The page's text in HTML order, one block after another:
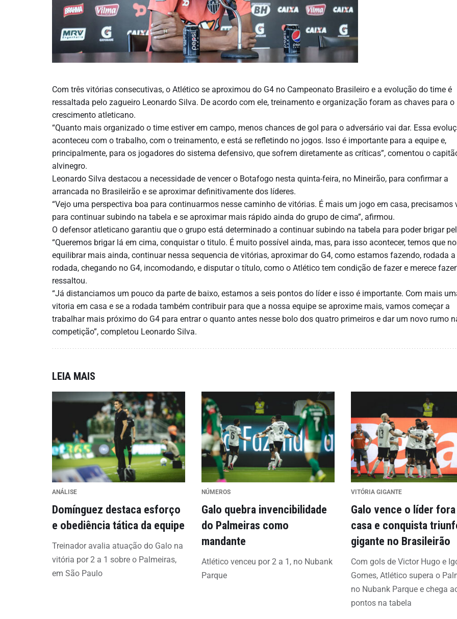
Com três vitórias consecutivas, o Atlético se aproximou do G4 no Campeonato Brasileiro e a evolução do time é
ressaltada pelo zagueiro Leonardo Silva. De acordo com ele, treinamento e organização foram as chaves para o
crescimento atleticano.
“Quanto mais organizado o time estiver em campo, menos chances de gol para o adversário vai dar. Essa
aconteceu com o trabalho, com o treinamento, e está se refletindo no jogos. Isso é importante para a equipe e,
principalmente, para os jogadores do sistema defensivo, que sofrem diretamente as críticas”, comentou o
alvinegro.
Leonardo Silva destacou a necessidade de vencer o Botafogo nesta quinta-feira, no Mineirão, para confirmar a
arrancada no Brasileirão e se aproximar definitivamente dos líderes.
“Vejo uma perspectiva boa para continuarmos nesse caminho de vitórias. É mais um jogo em casa, precisamos
para continuar subindo na tabela e se aproximar mais rápido ainda do grupo de cima”, afirmou.
O defensor atleticano garantiu que o grupo está determinado a continuar subindo na tabela para poder brigar
“Queremos brigar lá em cima, conquistar o titulo. É muito possível ainda, mas, para isso acontecer, temos que
equilibrar mais ainda, continuar nessa sequencia de vitórias, aproximar do G4, como estamos fazendo, rodada a
rodada, chegando no G4, incomodando, e disputar o título, como o Atlético tem condição de fazer e merece
ressaltou.
“Já distanciamos um pouco da parte de baixo, estamos a seis pontos do líder e isso é importante. Com mais
vitoria em casa e se a rodada também contribuir para que a nossa equipe se aproxime mais, vamos começar a
trabalhar mais próximo do G4 para entrar o quanto antes nesse bolo dos quatro primeiros e dar um novo rumo
competição”, completou Leonardo Silva.
LEIA MAIS
ANÁLISE
Domínguez destaca esforço
e obediência tática da equipe
Treinador avalia atuação do Galo na
vitória por 2 a 1 sobre o Palmeiras,
em São Paulo
NÚMEROS
Galo quebra invencibilidade
do Palmeiras como
mandante
Atlético venceu por 2 a 1, no Nubank
Parque
VITÓRIA GIGANTE
Galo vence o líder fora
casa e conquista
gigante no Brasileirão
Com gols de Victor Hugo e
Gomes, Atlético supera o
no Nubank Parque e chega
pontos na tabela